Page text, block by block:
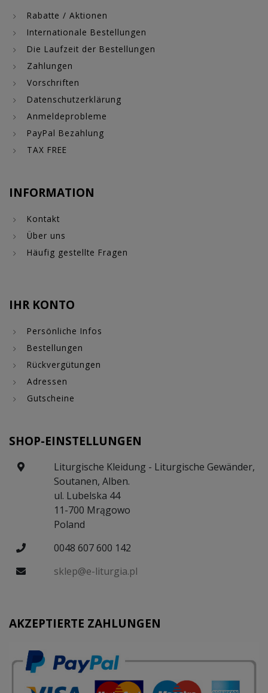
Rabatte / Aktionen
Internationale Bestellungen
Die Laufzeit der Bestellungen
Zahlungen
Vorschriften
Datenschutzerklärung
Anmeldeprobleme
PayPal Bezahlung
TAX FREE
INFORMATION
Kontakt
Über uns
Häufig gestellte Fragen
IHR KONTO
Persönliche Infos
Bestellungen
Rückvergütungen
Adressen
Gutscheine
SHOP-EINSTELLUNGEN
Liturgische Kleidung - Liturgische Gewänder,
Soutanen, Alben.
ul. Lubelska 44
11-700 Mrągowo
Poland
0048 607 600 142
sklep@e-liturgia.pl
AKZEPTIERTE ZAHLUNGEN